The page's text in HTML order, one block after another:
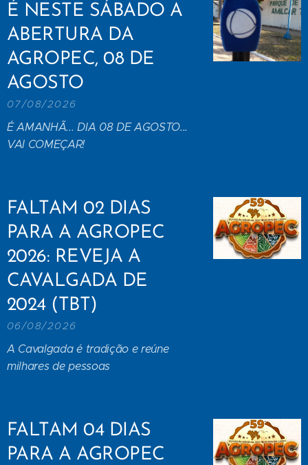
É NESTE SÁBADO A
ABERTURA DA
AGROPEC, 08 DE
AGOSTO
07/08/2026
É AMANHÃ... DIA 08 DE AGOSTO...
VAI COMEÇAR!
FALTAM 02 DIAS
PARA A AGROPEC
2026: REVEJA A
CAVALGADA DE
2024 (TBT)
06/08/2026
A Cavalgada é tradição e reúne
milhares de pessoas
FALTAM 04 DIAS
PARA A AGROPEC